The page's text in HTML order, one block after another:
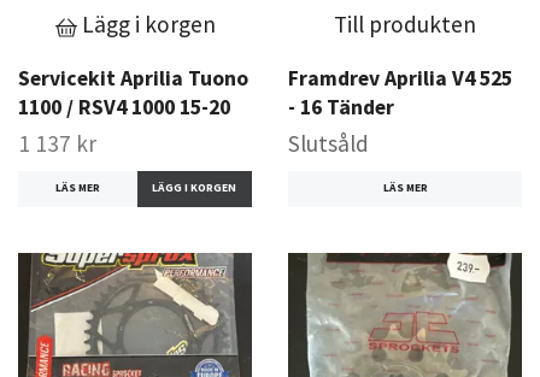
Lägg i korgen
Servicekit Aprilia Tuono
1100 / RSV4 1000 15-20
1 137 kr
LÄS MER
Till produkten
Framdrev Aprilia V4 525
- 16 Tänder
Slutsåld
LÄS MER